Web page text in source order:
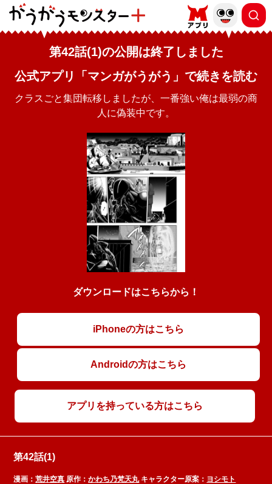
第42話(1)の公開は終了しました
公式アプリ「マンガがうがう」で続きを読む
クラスごと集団転移しましたが、一番強い俺は最弱の商
人に偽装中です。
ダウンロードはこちらから！
iPhoneの方はこちら
Androidの方はこちら
アプリを持っている方はこちら
第42話(1)
漫画：荒井空真 原作：かわち乃梵天丸キャラクター原案： ヨシモト